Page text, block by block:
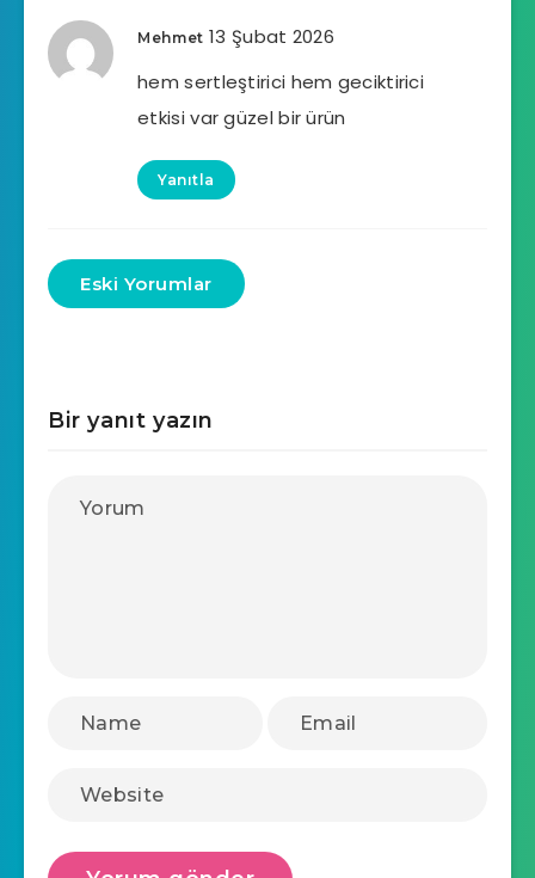
Mehmet 13 Şubat 2026
hem sertleştirici hem geciktirici
etkisi var güzel bir ürün
Yanıtla
Eski Yorumlar
Bir yanıt yazın